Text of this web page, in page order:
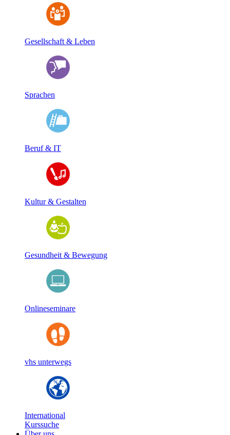
Gesellschaft & Leben
Sprachen
Beruf & IT
Kultur & Gestalten
Gesundheit & Bewegung
Onlineseminare
vhs unterwegs
International
Kurssuche